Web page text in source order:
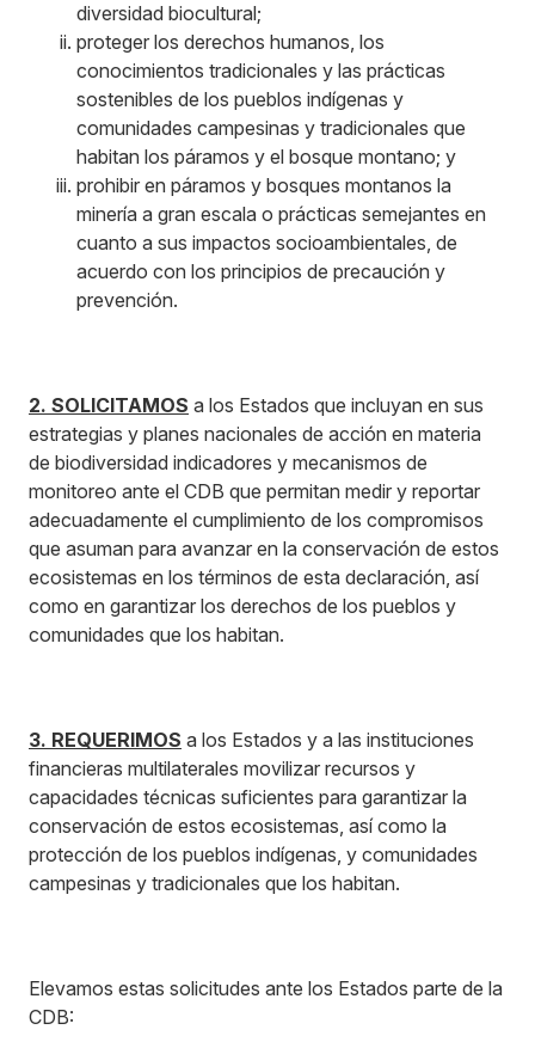
diversidad biocultural;
proteger los derechos humanos, los
conocimientos tradicionales y las prácticas
sostenibles de los pueblos indígenas y
comunidades campesinas y tradicionales que
habitan los páramos y el bosque montano; y
prohibir en páramos y bosques montanos la
minería a gran escala o prácticas semejantes en
cuanto a sus impactos socioambientales, de
acuerdo con los principios de precaución y
prevención.
2. SOLICITAMOS a los Estados que incluyan en sus
estrategias y planes nacionales de acción en materia
de biodiversidad indicadores y mecanismos de
monitoreo ante el CDB que permitan medir y reportar
adecuadamente el cumplimiento de los compromisos
que asuman para avanzar en la conservación de estos
ecosistemas en los términos de esta declaración, así
como en garantizar los derechos de los pueblos y
comunidades que los habitan.
3. REQUERIMOS a los Estados y a las instituciones
financieras multilaterales movilizar recursos y
capacidades técnicas suficientes para garantizar la
conservación de estos ecosistemas, así como la
protección de los pueblos indígenas, y comunidades
campesinas y tradicionales que los habitan.
Elevamos estas solicitudes ante los Estados parte de la
CDB: